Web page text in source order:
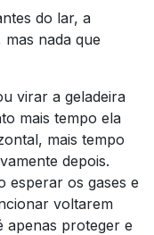
do lar, a
mas nada que
virar a geladeira
mais tempo ela
mais tempo
depois.
esperar os gases e
voltarem
apenas proteger e